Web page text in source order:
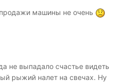
машины не очень
не выпадало счастье видеть
рыжий налет на свечах. Ну